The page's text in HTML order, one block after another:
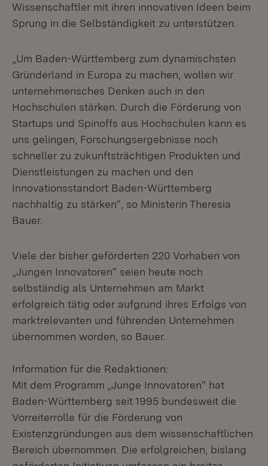
Wissenschaftler mit ihren innovativen Ideen beim
Sprung in die Selbständigkeit zu unterstützen.
„Um Baden-Württemberg zum dynamischsten
Gründerland in Europa zu machen, wollen wir
unternehmerisches Denken auch in den
Hochschulen stärken. Durch die Förderung von
Startups und Spinoffs aus Hochschulen kann es
uns gelingen, Forschungsergebnisse noch
schneller zu zukunftsträchtigen Produkten und
Dienstleistungen zu machen und den
Innovationsstandort Baden-Württemberg
nachhaltig zu stärken“, so Ministerin Theresia
Bauer.
Viele der bisher geförderten 220 Vorhaben von
„Jungen Innovatoren“ seien heute noch
selbständig als Unternehmen am Markt
erfolgreich tätig oder aufgrund ihres Erfolgs von
marktrelevanten und führenden Unternehmen
übernommen worden, so Bauer.
Information für die Redaktionen:
Mit dem Programm „Junge Innovatoren“ hat
Baden-Württemberg seit 1995 bundesweit die
Vorreiterrolle für die Förderung von
Existenzgründungen aus dem wissenschaftlichen
Bereich übernommen. Die erfolgreichen, bislang